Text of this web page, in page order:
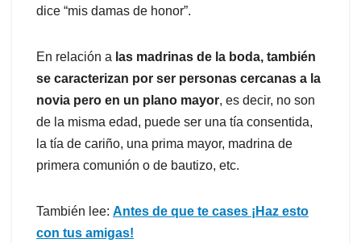
dice “mis damas de honor”.
En relación a las madrinas de la boda, también
se caracterizan por ser personas cercanas a la
novia pero en un plano mayor, es decir, no son
de la misma edad, puede ser una tía consentida,
la tía de cariño, una prima mayor, madrina de
primera comunión o de bautizo, etc.
También lee: Antes de que te cases ¡Haz esto
con tus amigas!